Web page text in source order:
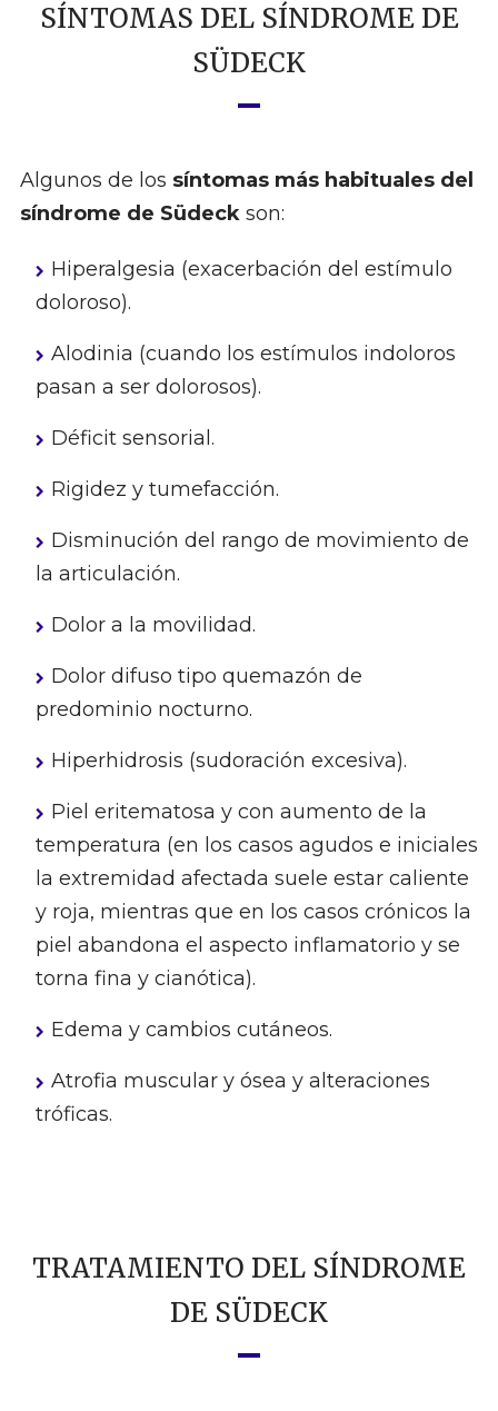
SÍNTOMAS DEL SÍNDROME DE
SÜDECK
Algunos de los síntomas más habituales del
síndrome de Südeckson:
Hiperalgesia (exacerbación del estímulo
doloroso).
Alodinia (cuando los estímulos indoloros
pasan a ser dolorosos).
Déficit sensorial.
Rigidez y tumefacción.
Disminución del rango de movimiento de
la articulación.
Dolor a la movilidad.
Dolor difuso tipo quemazón de
predominio nocturno.
Hiperhidrosis (sudoración excesiva).
Piel eritematosa y con aumento de la
temperatura (en los casos agudos e iniciales
la extremidad afectada suele estar caliente
y roja, mientras que en los casos crónicos la
piel abandona el aspecto inflamatorio y se
torna fina y cianótica).
Edema y cambios cutáneos.
Atrofia muscular y ósea y alteraciones
tróficas.
TRATAMIENTO DEL SÍNDROME
DE SÜDECK